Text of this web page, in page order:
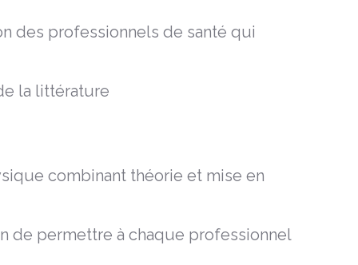
des professionnels de santé qui
la littérature
combinant théorie et mise en
de permettre à chaque professionnel